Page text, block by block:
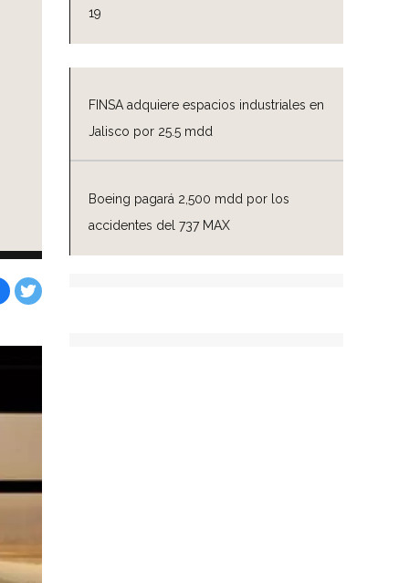
19
FINSA adquiere espacios industriales en
Jalisco por 25.5 mdd
Boeing pagará 2,500 mdd por los
accidentes del 737 MAX